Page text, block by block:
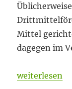
Mittel
dagegen im
weiterlesen